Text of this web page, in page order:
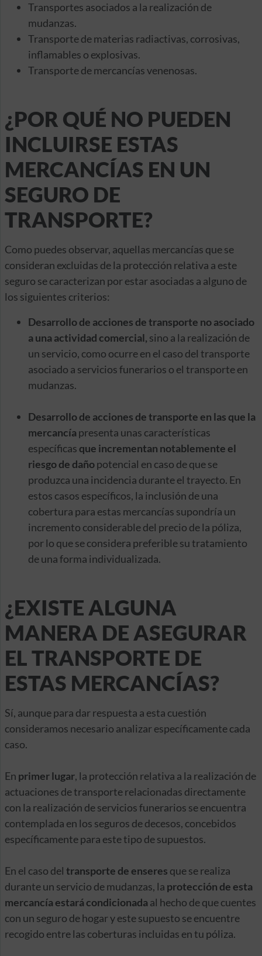
Transportes asociados a la realización de
mudanzas.
Transporte de materias radiactivas, corrosivas,
inflamables o explosivas.
Transporte de mercancías venenosas.
¿POR QUÉ NO PUEDEN
INCLUIRSE ESTAS
MERCANCÍAS EN UN
SEGURO DE
TRANSPORTE?
Como puedes observar, aquellas mercancías que se
consideran excluidas de la protección relativa a este
seguro se caracterizan por estar asociadas a alguno de
los siguientes criterios:
Desarrollo de acciones de transporte no asociado
a una actividad comercial, sino a la realización de
un servicio, como ocurre en el caso del transporte
asociado a servicios funerarios o el transporte en
mudanzas.
Desarrollo de acciones de transporte en las que la
mercancía presenta unas características
específicas que incrementan notablemente el
riesgo de dañopotencial en caso de que se
produzca una incidencia durante el trayecto. En
estos casos específicos, la inclusión de una
cobertura para estas mercancías supondría un
incremento considerable del precio de la póliza,
por lo que se considera preferible su tratamiento
de una forma individualizada.
¿EXISTE ALGUNA
MANERA DE ASEGURAR
EL TRANSPORTE DE
ESTAS MERCANCÍAS?
Sí, aunque para dar respuesta a esta cuestión
consideramos necesario analizar específicamente cada
caso.
En primer lugar, la protección relativa a la realización de
actuaciones de transporte relacionadas directamente
con la realización de servicios funerarios se encuentra
contemplada en los seguros de decesos, concebidos
específicamente para este tipo de supuestos.
En el caso del transporte de enseres que se realiza
durante un servicio de mudanzas, la protección de esta
mercancía estará condicionada al hecho de que cuentes
con un seguro de hogar y este supuesto se encuentre
recogido entre las coberturas incluidas en tu póliza.